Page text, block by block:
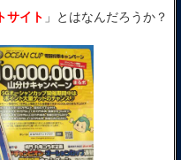
サイト 」とはなんだろうか？